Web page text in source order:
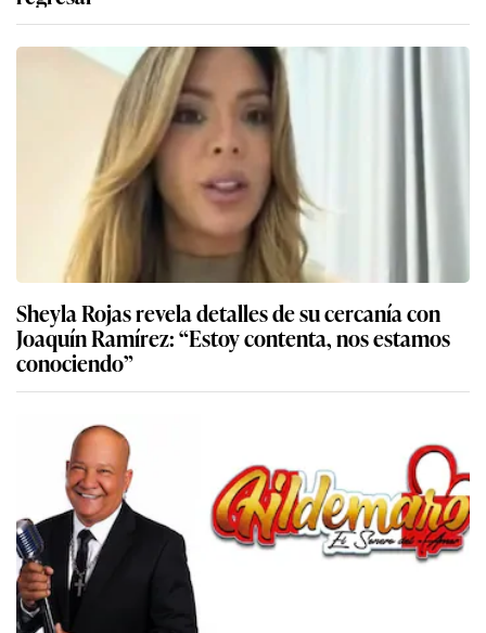
Sheyla Rojas revela detalles de su cercanía con
Joaquín Ramírez: “Estoy contenta, nos estamos
conociendo”